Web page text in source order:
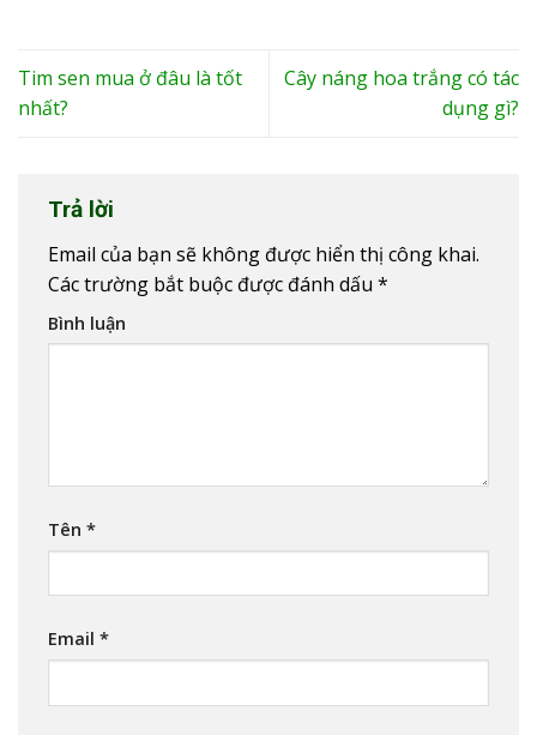
Tim sen mua ở đâu là tốt
nhất?
Cây náng hoa trắng có tác
dụng gì?
Trả lời
Email của bạn sẽ không được hiển thị công khai.
Các trường bắt buộc được đánh dấu *
Bình luận
Tên *
Email *